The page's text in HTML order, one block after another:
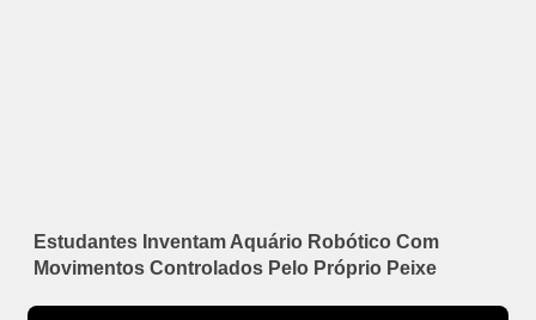
Estudantes Inventam Aquário Robótico Com
Movimentos Controlados Pelo Próprio Peixe